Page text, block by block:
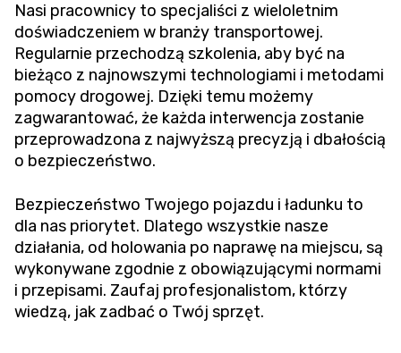
Nasi pracownicy to specjaliści z wieloletnim
doświadczeniem w branży transportowej.
Regularnie przechodzą szkolenia, aby być na
bieżąco z najnowszymi technologiami i metodami
pomocy drogowej. Dzięki temu możemy
zagwarantować, że każda interwencja zostanie
przeprowadzona z najwyższą precyzją i dbałością
o bezpieczeństwo.
Bezpieczeństwo Twojego pojazdu i ładunku to
dla nas priorytet. Dlatego wszystkie nasze
działania, od holowania po naprawę na miejscu, są
wykonywane zgodnie z obowiązującymi normami
i przepisami. Zaufaj profesjonalistom, którzy
wiedzą, jak zadbać o Twój sprzęt.